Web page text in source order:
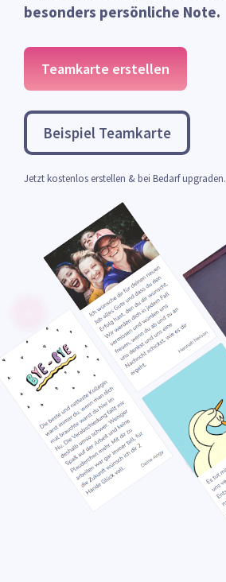
besonders persönliche Note.
Teamkarte erstellen
Beispiel Teamkarte
Jetzt kostenlos erstellen & bei Bedarf upgraden.